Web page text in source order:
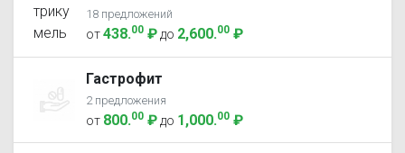
18 предложений
от438.00 ₽ до 2,600.00 ₽
Гастрофит
2 предложения
от 800.00 ₽ до 1,000.00 ₽